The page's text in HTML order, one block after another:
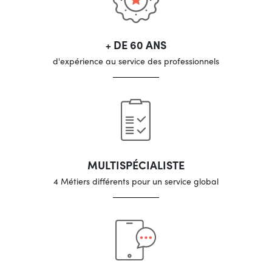
+ DE 60 ANS
d'expérience au service des professionnels
MULTISPÉCIALISTE
4 Métiers différents pour un service global